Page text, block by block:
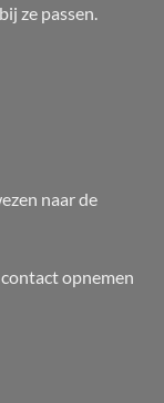
ze passen.
naar de
opnemen